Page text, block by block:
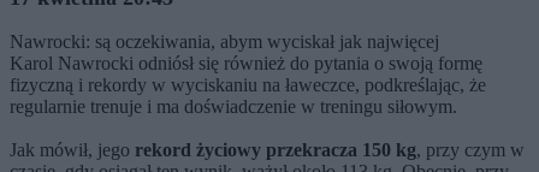
Nawrocki: są oczekiwania, abym wyciskał jak najwięcej
Karol Nawrocki odniósł się również do pytania o swoją formę
fizyczną i rekordy w wyciskaniu na ławeczce, podkreślając, że
regularnie trenuje i ma doświadczenie w treningu siłowym.
Jak mówił, jego rekord życiowy przekracza 150 kg, przy czym w